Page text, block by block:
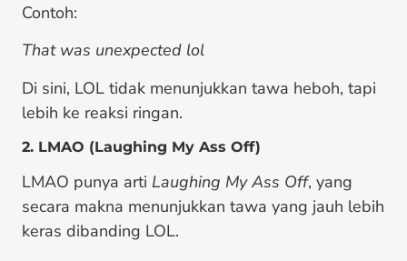
Contoh:
That was unexpected lol
Di sini, LOL tidak menunjukkan tawa heboh, tapi
lebih ke reaksi ringan.
2. LMAO (Laughing My Ass Off)
LMAO punya arti Laughing My Ass Off, yang
secara makna menunjukkan tawa yang jauh lebih
keras dibanding LOL.